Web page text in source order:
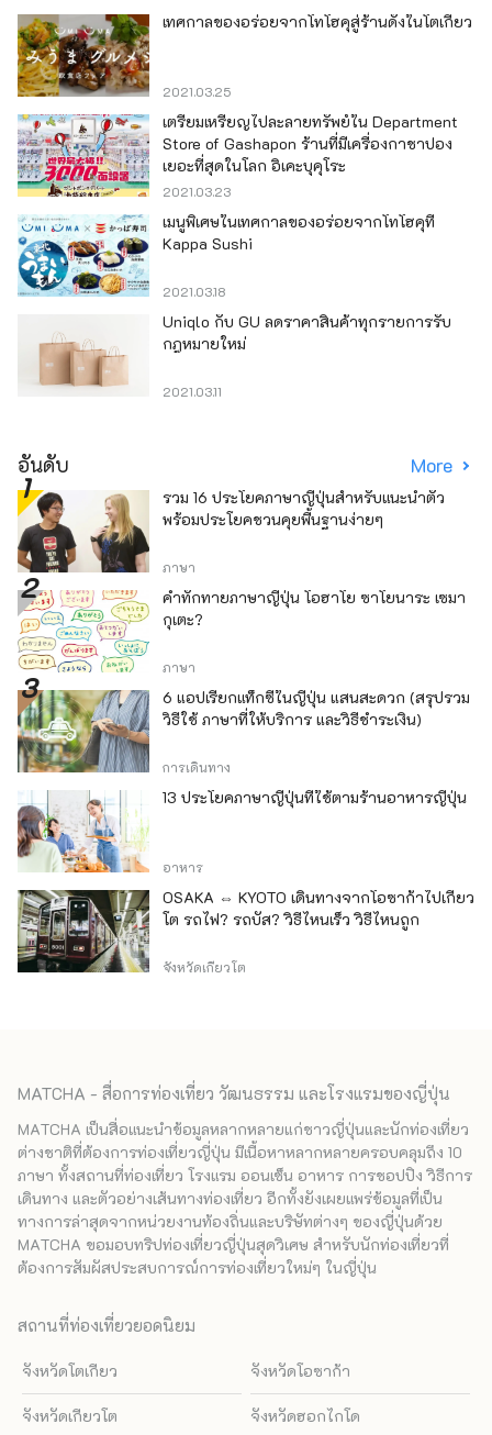
เทศกาลของอร่อยจากโทโฮคุสู่ร้านดังในโตเกียว
2021.03.25
เตรียมเหรียญไปละลายทรัพย์ใน Department
Store of Gashapon ร้านที่มีเครื่องกาชาปอง
เยอะที่สุดในโลก อิเคะบุคุโระ
2021.03.23
เมนูพิเศษในเทศกาลของอร่อยจากโทโฮคุที่
Kappa Sushi
2021.03.18
Uniqlo กับ GU ลดราคาสินค้าทุกรายการรับ
กฎหมายใหม่
2021.03.11
อันดับ More
รวม 16 ประโยคภาษาญี่ปุ่นสำหรับแนะนำตัว
พร้อมประโยคชวนคุยพื้นฐานง่ายๆ
ภาษา
คำทักทายภาษาญี่ปุ่น โอฮาโย ซาโยนาระ เซมา
กุเตะ?
ภาษา
6 แอปเรียกแท็กซี่ในญี่ปุ่น แสนสะดวก (สรุปรวม
วิธีใช้ ภาษาที่ให้บริการ และวิธีชำระเงิน)
การเดินทาง
13 ประโยคภาษาญี่ปุ่นที่ใช้ตามร้านอาหารญี่ปุ่น
อาหาร
OSAKA ⇔ KYOTO เดินทางจากโอซาก้าไปเกียว
โต รถไฟ? รถบัส? วิธีไหนเร็ว วิธีไหนถูก
จังหวัดเกียวโต
MATCHA - สื่อการท่องเที่ยว วัฒนธรรม และโรงแรมของญี่ปุ่น
MATCHA เป็นสื่อแนะนำข้อมูลหลากหลายแก่ชาวญี่ปุ่นและนักท่องเที่ยว
ต่างชาติที่ต้องการท่องเที่ยวญี่ปุ่น มีเนื้อหาหลากหลายครอบคลุมถึง 10
ภาษา ทั้งสถานที่ท่องเที่ยว โรงแรม ออนเซ็น อาหาร การชอปปิง วิธีการ
เดินทาง และตัวอย่างเส้นทางท่องเที่ยว อีกทั้งยังเผยแพร่ข้อมูลที่เป็น
ทางการล่าสุดจากหน่วยงานท้องถิ่นและบริษัทต่างๆ ของญี่ปุ่นด้วย
MATCHA ขอมอบทริปท่องเที่ยวญี่ปุ่นสุดวิเศษ สำหรับนักท่องเที่ยวที่
ต้องการสัมผัสประสบการณ์การท่องเที่ยวใหม่ๆ ในญี่ปุ่น
สถานที่ท่องเที่ยวยอดนิยม
จังหวัดโตเกียว จังหวัดโอซาก้า
จังหวัดเกียวโต จังหวัดฮอกไกโด